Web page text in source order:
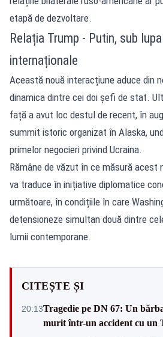
etapă de dezvoltare.
Relația Trump - Putin, sub
internaționale
Această nouă interacțiune aduce din
dinamica dintre cei doi șefi de stat.
față a avut loc destul de recent, în
summit istoric organizat în Alaska,
primelor negocieri privind Ucraina.
Rămâne de văzut în ce măsură acest
va traduce în inițiative diplomatice
următoare, în condițiile în care
detensioneze simultan două dintre
lumii contemporane.
CITEȘTE ȘI
20:13Tragedie pe DN 67: Un
murit într-un accident cu un